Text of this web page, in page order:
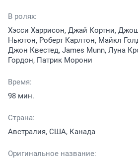
В ролях:
Хэсси Харрисон, Джай Кортни,
Ньютон, Роберт Карлтон, Майкл
Джон Квестед, James Munn, Луна
Гордон, Патрик Морони
Время:
98 мин.
Страна:
Австралия, США, Канада
Оригинальное название: